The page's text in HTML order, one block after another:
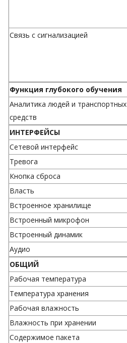
Связь с сигнализацией
Функция глубокого обучения
Аналитика людей и транспортных
средств
ИНТЕРФЕЙСЫ
Сетевой интерфейс
Тревога
Кнопка сброса
Власть
Встроенное хранилище
Встроенный микрофон
Встроенный динамик
Аудио
ОБЩИЙ
Рабочая температура
Температура хранения
Рабочая влажность
Влажность при хранении
Содержимое пакета